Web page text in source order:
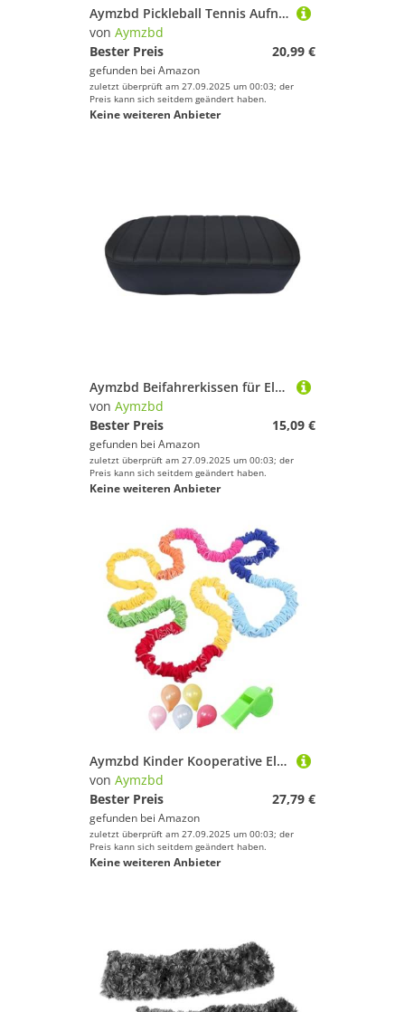
Aymzbd Pickleball Tennis Aufnahmeröhre, Ballrückholer, Aufnahmewerkzeug, Greifer, Behälterhalter, Posterröhre für Courtside Gym, 64 cm x 7,3 cm
von Aymzbd
Bester Preis
20,99 €
gefunden bei Amazon
zuletzt überprüft am 27.09.2025 um 00:03; der
Preis kann sich seitdem geändert haben.
Keine weiteren Anbieter
Aymzbd Beifahrerkissen für Elektrofahrräder, Bemanntes Kissen, Praktisches, Komfortables Modifikationszubehör, Rücksitz, Wasserdicht, L
von Aymzbd
Bester Preis
15,09 €
gefunden bei Amazon
zuletzt überprüft am 27.09.2025 um 00:03; der
Preis kann sich seitdem geändert haben.
Keine weiteren Anbieter
Aymzbd Kinder Kooperative Elastische Wettbewerb Pädagogisches mit 5 Bälle Unterhaltung Spielzeug Seil, 400cm
von Aymzbd
Bester Preis
27,79 €
gefunden bei Amazon
zuletzt überprüft am 27.09.2025 um 00:03; der
Preis kann sich seitdem geändert haben.
Keine weiteren Anbieter